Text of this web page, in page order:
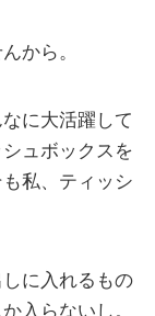
から。
に大活躍して
ュボックスを
私、ティッシ
に入れるもの
入らないし。